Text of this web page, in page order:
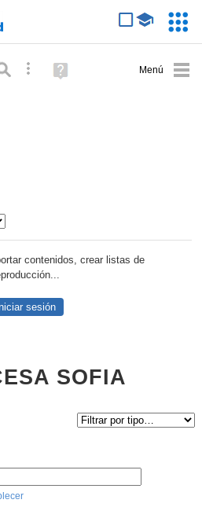
Búsqueda avanzada
Ayuda
(en
contenidos, crear listas de
Iniciar sesión
SOFIA